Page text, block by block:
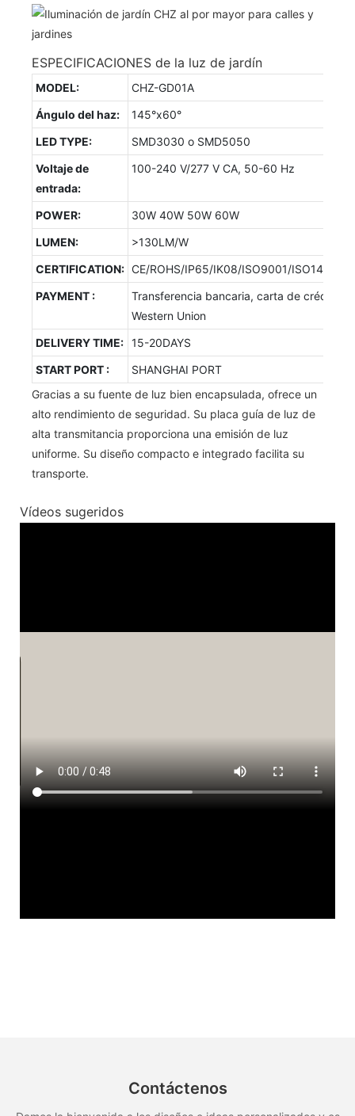
ESPECIFICACIONES de la luz de jardín
MODEL:
CHZ-GD01A
Ángulo del haz:
145°x60°
LED TYPE:
SMD3030 o SMD5050
Voltaje de
entrada:
100-240 V/277 V CA, 50-60 Hz
POWER:
30W 40W 50W 60W
LUMEN:
>130LM/W
CERTIFICATION: CE/ROHS/IP65/IK08/ISO9001/ISO14001/
PAYMENT :
Transferencia bancaria, carta de crédito,
Western Union
DELIVERY TIME: 15-20DAYS
START PORT :
SHANGHAI PORT
Gracias a su fuente de luz bien encapsulada, ofrece un
alto rendimiento de seguridad. Su placa guía de luz de
alta transmitancia proporciona una emisión de luz
uniforme. Su diseño compacto e integrado facilita su
transporte.
Vídeos sugeridos
Contáctenos